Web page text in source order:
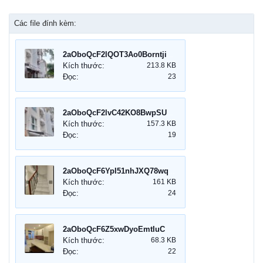
Các file đính kèm:
Kích thước: 213.8 KB
Đọc: 23
Kích thước: 157.3 KB
Đọc: 19
Kích thước: 161 KB
Đọc: 24
Kích thước: 68.3 KB
Đọc: 22